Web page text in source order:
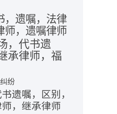
，遗嘱，法律
师，遗嘱律师
，代书遗
承律师，福
纷
遗嘱，区别，
，继承律师